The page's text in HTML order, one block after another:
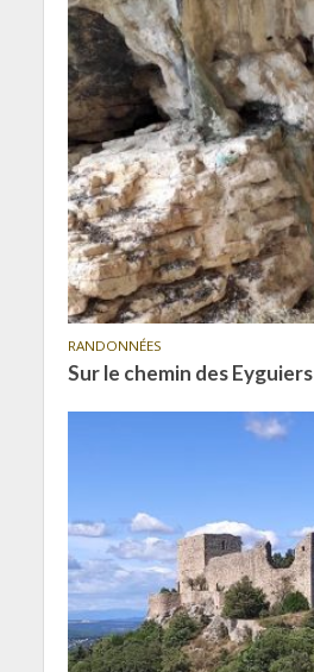
RANDONNÉES
Sur le chemin des Eyguiers